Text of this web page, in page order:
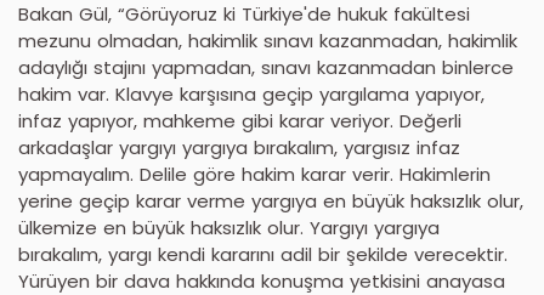
Bakan Gül, “Görüyoruz ki Türkiye'de hukuk fakültesi
mezunu olmadan, hakimlik sınavı kazanmadan, hakimlik
adaylığı stajını yapmadan, sınavı kazanmadan binlerce
hakim var. Klavye karşısına geçip yargılama yapıyor,
infaz yapıyor, mahkeme gibi karar veriyor. Değerli
arkadaşlar yargıyı yargıya bırakalım, yargısız infaz
yapmayalım. Delile göre hakim karar verir. Hakimlerin
yerine geçip karar verme yargıya en büyük haksızlık olur,
ülkemize en büyük haksızlık olur. Yargıyı yargıya
bırakalım, yargı kendi kararını adil bir şekilde verecektir.
Yürüyen bir dava hakkında konuşma yetkisini anayasa